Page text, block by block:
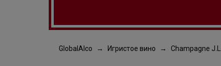
GlobalAlco Игристое вино Champagne